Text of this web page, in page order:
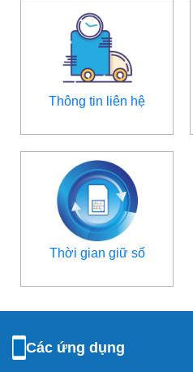
Thông tin liên hệ
Thời gian giữ số
Các ứng dụng